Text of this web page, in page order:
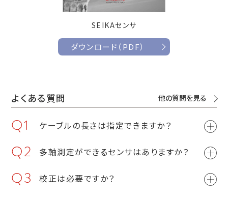
SEIKAセンサ
ダウンロード（PDF）
よくある質問 他の質問を見る
Q1 ケーブルの長さは指定できますか？
Q2 多軸測定ができるセンサはありますか？
Q3 校正は必要ですか？